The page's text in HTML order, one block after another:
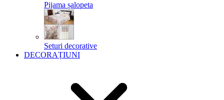
Pijama șalopeta
Seturi decorative
DECORAȚIUNI